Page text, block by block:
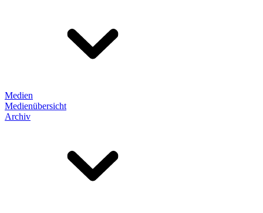
Medien
Medienübersicht
Archiv